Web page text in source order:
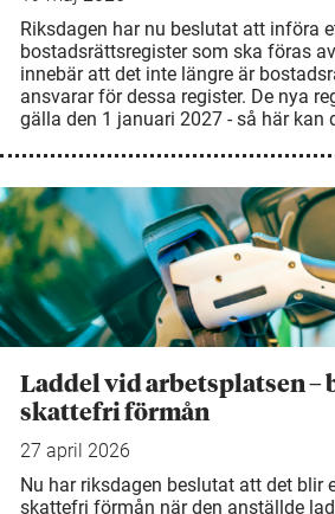
Riksdagen har nu beslutat att införa
bostadsrättsregister som ska föras
innebär att det inte längre är
ansvarar för dessa register. De nya
gälla den 1 januari 2027 - så här kan
Laddel vid arbetsplatsen –
skattefri förmån
27 april 2026
Nu har riksdagen beslutat att det blir
skattefri förmån när den anställde